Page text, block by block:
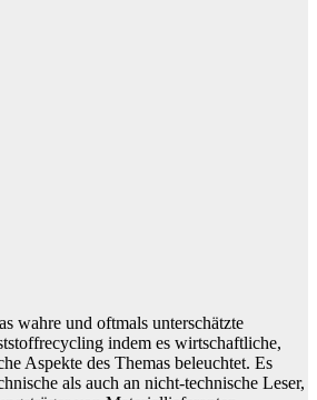
wahre und oftmals unterschätzte
indem es wirtschaftliche,
Aspekte des Themas beleuchtet. Es
als auch an nicht-technische Leser,